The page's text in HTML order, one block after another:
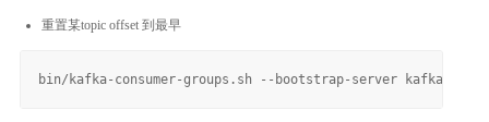
重置某topic offset 到最早